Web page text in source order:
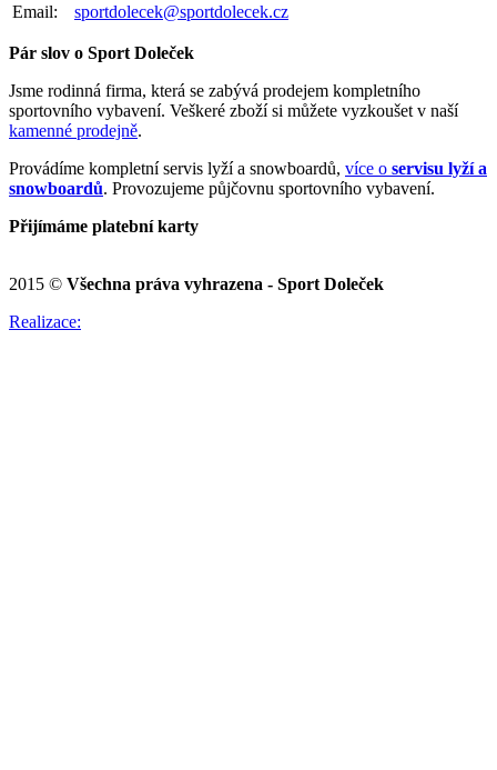
Email:
sportdolecek@sportdolecek.cz
Pár slov o Sport Doleček
Jsme rodinná firma, která se zabývá prodejem kompletního
sportovního vybavení. Veškeré zboží si můžete vyzkoušet v naší
kamenné prodejně.
Provádíme kompletní servis lyží a snowboardů, více o servisu lyží a
snowboardů. Provozujeme půjčovnu sportovního vybavení.
Přijímáme platební karty
2015 © Všechna práva vyhrazena - Sport Doleček
Realizace: